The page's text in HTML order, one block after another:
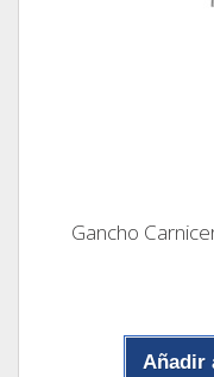
Gancho
Añadir